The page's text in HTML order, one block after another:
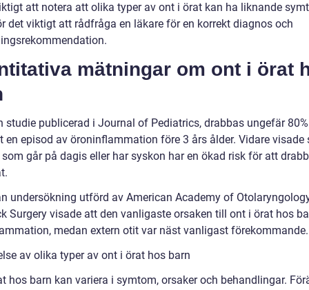
att notera att olika typer av ont i örat kan ha liknande
det viktigt att rådfråga en läkare för en korrekt diagnos och
mätningar om ont i örat
studie publicerad i Journal of Pediatrics, drabbas ungefär
en episod av öroninflammation före 3 års ålder. Vidare visade
går på dagis eller har syskon har en ökad risk för att
undersökning utförd av American Academy of
Surgery visade att den vanligaste orsaken till ont i örat hos
medan extern otit var näst vanligast förekommande.
av olika typer av ont i örat hos barn
hos barn kan variera i symtom, orsaker och behandlingar.